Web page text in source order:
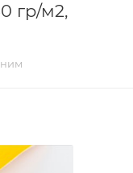
гр/м2,